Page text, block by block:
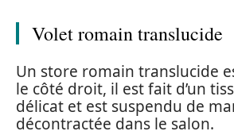
Volet romain translucide
Un store romain translucide
le côté droit, il est fait d’un
délicat et est suspendu de
décontractée dans le salon.